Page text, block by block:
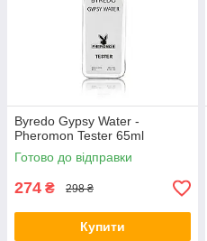
Byredo Gypsy Water -
Pheromon Tester 65ml
Готово до відправки
274 ₴ 298 ₴
Купити